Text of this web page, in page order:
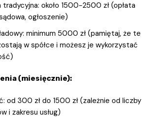
około 1500-2500 zł (opłata
ogłoszenie)
minimum 5000 zł (pamiętaj, że te
w spółce i możesz je wykorzystać
(miesięcznie):
od 300 zł do 1500 zł (zależnie od liczby
i zakresu usług)